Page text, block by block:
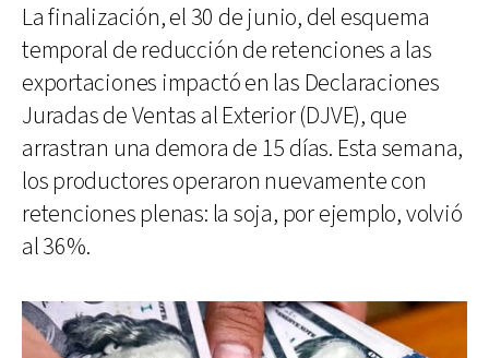
La finalización, el 30 de junio, del esquema
temporal de reducción de retenciones a las
exportaciones impactó en las Declaraciones
Juradas de Ventas al Exterior (DJVE), que
arrastran una demora de 15 días. Esta semana,
los productores operaron nuevamente con
retenciones plenas: la soja, por ejemplo, volvió
al 36%.